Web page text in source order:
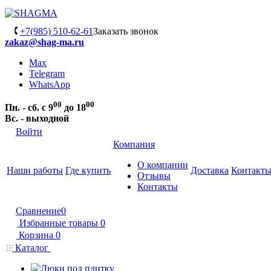
+7(985) 510-62-61Заказать звонок
zakaz@shag-ma.ru
Max
Telegram
WhatsApp
Пн. - сб. с 900 до 1800
Вс. - выходной
Войти
Наши работы Где купить
Компания
О компании
Отзывы
Контакты
Доставка Контакты
Сравнение0
Избранные товары 0
Корзина 0
Каталог